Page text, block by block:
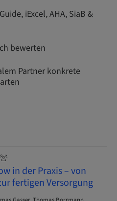
iExcel, AHA, SiaB &
bewerten
Partner konkrete
in der Praxis – von
fertigen Versorgung